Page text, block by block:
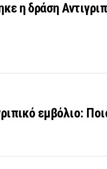
η δράση
εμβόλιο: